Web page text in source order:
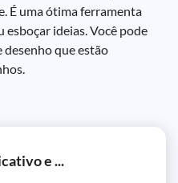
É uma ótima ferramenta
esboçar ideias. Você pode
desenho que estão
e ...